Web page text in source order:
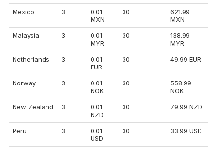
Mexico 3
0.01
MXN
30
621.99
MXN
Malaysia 3
0.01
MYR
30
138.99
MYR
Netherlands 3
0.01
EUR
30 49.99 EUR
Norway 3
0.01
NOK
30
558.99
NOK
New Zealand 3
0.01
NZD
30 79.99 NZD
Peru 3
0.01
USD
30 33.99 USD